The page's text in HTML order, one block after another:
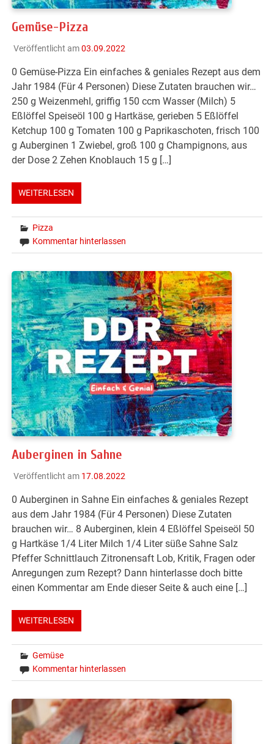
Gemüse-Pizza
Veröffentlicht am03.09.2022
0 Gemüse-Pizza Ein einfaches & geniales Rezept aus dem
Jahr 1984 (Für 4 Personen) Diese Zutaten brauchen wir…
250 g Weizenmehl, griffig 150 ccm Wasser (Milch) 5
Eßlöffel Speiseöl 100 g Hartkäse, gerieben 5 Eßlöffel
Ketchup 100 g Tomaten 100 g Paprikaschoten, frisch 100
g Auberginen 1 Zwiebel, groß 100 g Champignons, aus
der Dose 2 Zehen Knoblauch 15 g […]
WEITERLESEN
Pizza
Kommentar hinterlassen
Auberginen in Sahne
Veröffentlicht am 17.08.2022
0 Auberginen in Sahne Ein einfaches & geniales Rezept
aus dem Jahr 1984 (Für 4 Personen) Diese Zutaten
brauchen wir… 8 Auberginen, klein 4 Eßlöffel Speiseöl 50
g Hartkäse 1/4 Liter Milch 1/4 Liter süße Sahne Salz
Pfeffer Schnittlauch Zitronensaft Lob, Kritik, Fragen oder
Anregungen zum Rezept? Dann hinterlasse doch bitte
einen Kommentar am Ende dieser Seite & auch eine […]
WEITERLESEN
Gemüse
Kommentar hinterlassen